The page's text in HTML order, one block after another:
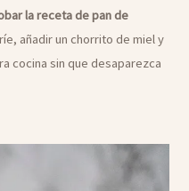
la receta de pan de
añadir un chorrito de miel y
cocina sin que desaparezca